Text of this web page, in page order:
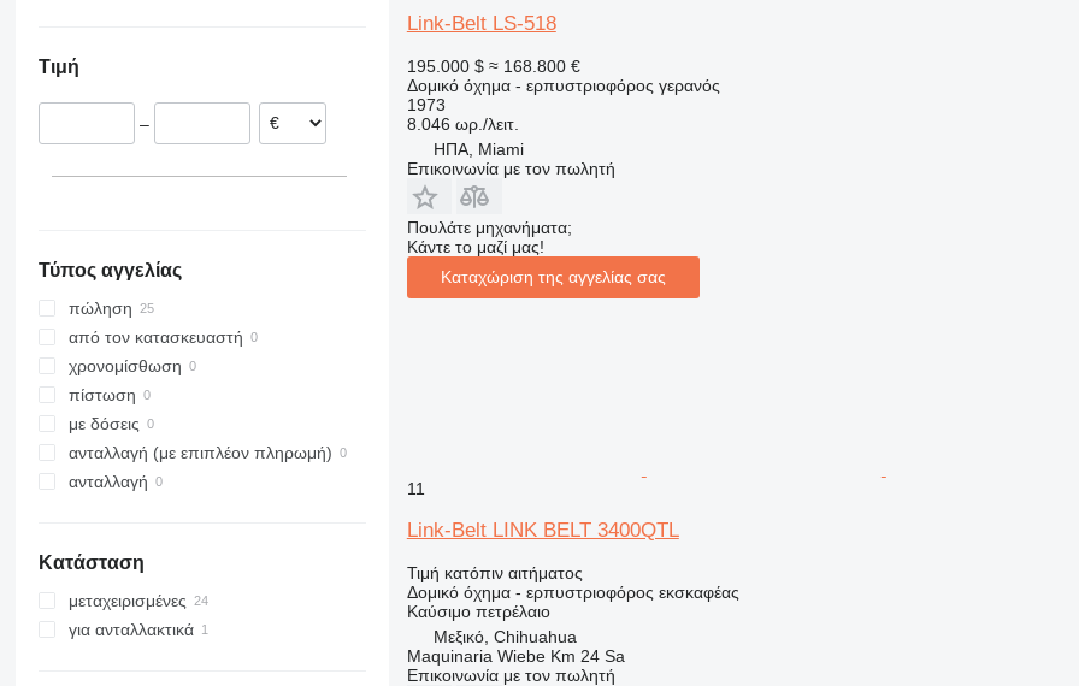
315
321
322
323
324
325
326
329
330
345
349
350
437
8026
8030
8035
CT
JS
JZ
NXT
S-Series
Vibromax
4394
SD
XR
Τιμή
–
Τύπος αγγελίας
πώληση
από τον κατασκευαστή
χρονομίσθωση
πίστωση
με δόσεις
ανταλλαγή (με επιπλέον πληρωμή)
ανταλλαγή
Κατάσταση
μεταχειρισμένες
για ανταλλακτικά
Link-Belt LS-518
195.000 $ ≈ 168.800 €
Δομικό όχημα - ερπυστριοφόρος γερανός
1973
8.046 ωρ./λειτ.
ΗΠΑ, Miami
Επικοινωνία με τον πωλητή
Πουλάτε μηχανήματα;
Κάντε το μαζί μας!
Καταχώριση της αγγελίας σας
11
Link-Belt LINK BELT 3400QTL
Τιμή κατόπιν αιτήματος
Δομικό όχημα - ερπυστριοφόρος εκσκαφέας
Καύσιμο πετρέλαιο
Μεξικό, Chihuahua
Maquinaria Wiebe Km 24 Sa
Επικοινωνία με τον πωλητή